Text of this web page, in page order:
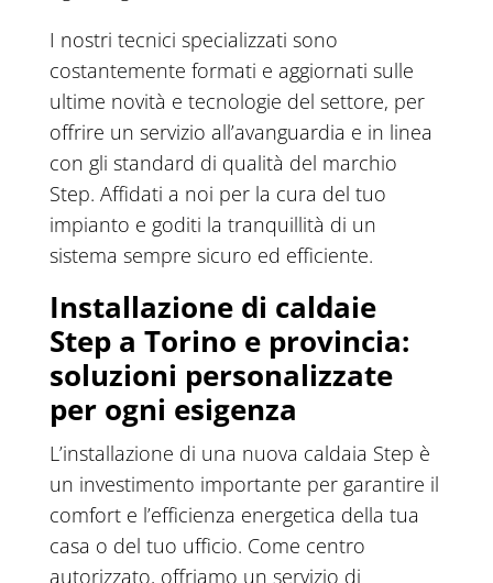
I nostri tecnici specializzati sono
costantemente formati e aggiornati sulle
ultime novità e tecnologie del settore, per
offrire un servizio all’avanguardia e in linea
con gli standard di qualità del marchio
Step. Affidati a noi per la cura del tuo
impianto e goditi la tranquillità di un
sistema sempre sicuro ed efficiente.
Installazione di caldaie
Step a Torino e provincia:
soluzioni personalizzate
per ogni esigenza
L’installazione di una nuova caldaia Step è
un investimento importante per garantire il
comfort e l’efficienza energetica della tua
casa o del tuo ufficio. Come centro
autorizzato, offriamo un servizio di